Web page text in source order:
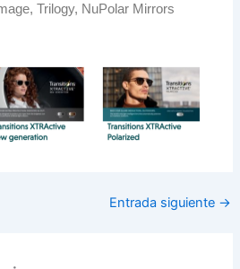
Trilogy, NuPolar Mirrors
Entrada siguiente →